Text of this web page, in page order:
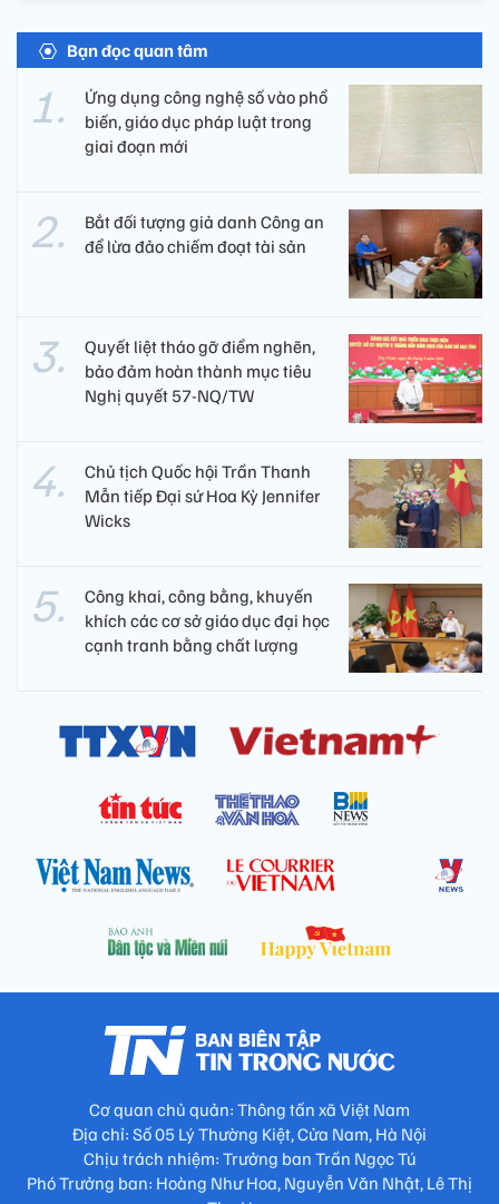
Bạn đọc quan tâm
Ứng dụng công nghệ số vào phổ
biến, giáo dục pháp luật trong
giai đoạn mới
Bắt đối tượng giả danh Công an
để lừa đảo chiếm đoạt tài sản
Quyết liệt tháo gỡ điểm nghẽn,
bảo đảm hoàn thành mục tiêu
Nghị quyết 57-NQ/TW
Chủ tịch Quốc hội Trần Thanh
Mẫn tiếp Đại sứ Hoa Kỳ Jennifer
Wicks
Công khai, công bằng, khuyến
khích các cơ sở giáo dục đại học
cạnh tranh bằng chất lượng​
Cơ quan chủ quản: Thông tấn xã Việt Nam
Địa chỉ: Số 05 Lý Thường Kiệt, Cửa Nam, Hà Nội
Chịu trách nhiệm: Trưởng ban Trần Ngọc Tú
Phó Trưởng ban: Hoàng Như Hoa, Nguyễn Văn Nhật, Lê Thị